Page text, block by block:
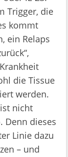
Trigger, die
kommt
ein Relaps
die Tissue
werden.
nicht
Denn dieses
Linie dazu
– und